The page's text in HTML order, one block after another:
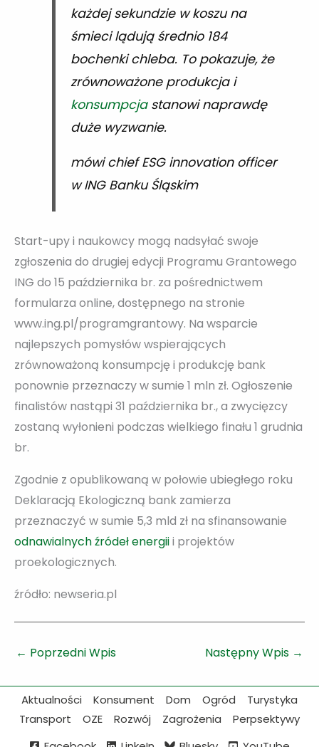
każdej sekundzie w koszu na
śmieci lądują średnio 184
bochenki chleba. To pokazuje, że
zrównoważone produkcja i
konsumpcjastanowi naprawdę
duże wyzwanie.
mówi chief ESG innovation officer
w ING Banku Śląskim
Start-upy i naukowcy mogą nadsyłać swoje
zgłoszenia do drugiej edycji Programu Grantowego
ING do 15 października br. za pośrednictwem
formularza online, dostępnego na stronie
www.ing.pl/programgrantowy. Na wsparcie
najlepszych pomysłów wspierających
zrównoważoną konsumpcję i produkcję bank
ponownie przeznaczy w sumie 1 mln zł. Ogłoszenie
finalistów nastąpi 31 października br., a zwycięzcy
zostaną wyłonieni podczas wielkiego finału 1 grudnia
br.
Zgodnie z opublikowaną w połowie ubiegłego roku
Deklaracją Ekologiczną bank zamierza
przeznaczyć w sumie 5,3 mld zł na sfinansowanie
odnawialnych źródeł energiii projektów
proekologicznych.
źródło: newseria.pl
← Poprzedni Wpis Następny Wpis →
Aktualności Konsument Dom Ogród
Turystyka
Transport
OZE Rozwój Zagrożenia
Perpsektywy